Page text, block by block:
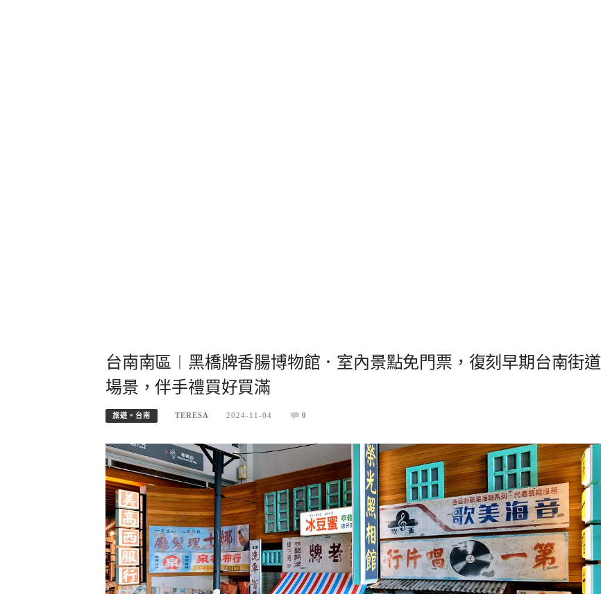
台南南區︱黑橋牌香腸博物館．室內景點免門票，復刻早期台南街道
場景，伴手禮買好買滿
旅遊。台南 TERESA 2024-11-04 0